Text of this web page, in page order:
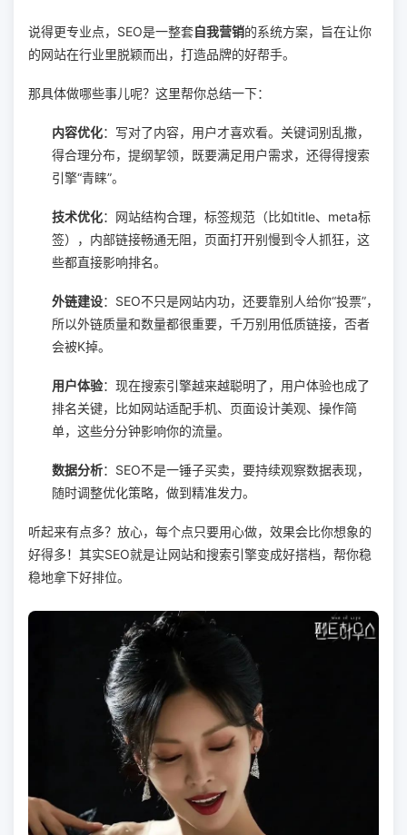
说得更专业点，SEO是一整套自我营销的系统方案，旨在让你
的网站在行业里脱颖而出，打造品牌的好帮手。
那具体做哪些事儿呢？这里帮你总结一下：
内容优化：写对了内容，用户才喜欢看。关键词别乱撒，
得合理分布，提纲挈领，既要满足用户需求，还得得搜索
引擎“青睐”。
技术优化：网站结构合理，标签规范（比如title、meta标
签），内部链接畅通无阻，页面打开别慢到令人抓狂，这
些都直接影响排名。
外链建设：SEO不只是网站内功，还要靠别人给你“投票”，
所以外链质量和数量都很重要，千万别用低质链接，否者
会被K掉。
用户体验：现在搜索引擎越来越聪明了，用户体验也成了
排名关键，比如网站适配手机、页面设计美观、操作简
单，这些分分钟影响你的流量。
数据分析：SEO不是一锤子买卖，要持续观察数据表现，
随时调整优化策略，做到精准发力。
听起来有点多？放心，每个点只要用心做，效果会比你想象的
好得多！其实SEO就是让网站和搜索引擎变成好搭档，帮你稳
稳地拿下好排位。